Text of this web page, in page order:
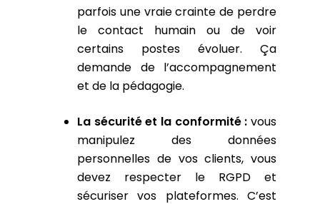
parfois une vraie crainte de perdre
le contact humain ou de voir
certains postes évoluer. Ça
demande de l’accompagnement
et de la pédagogie.
La sécurité et la conformité : vous
manipulez des données
personnelles de vos clients, vous
devez respecter le RGPD et
sécuriser vos plateformes. C’est